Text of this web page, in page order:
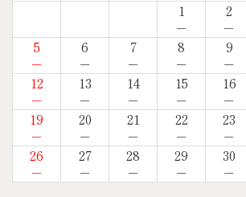
1
－
2
－
5
－
6
－
7
－
8
－
9
－
12
－
13
－
14
－
15
－
16
－
19
－
20
－
21
－
22
－
23
－
26
－
27
－
28
－
29
－
30
－